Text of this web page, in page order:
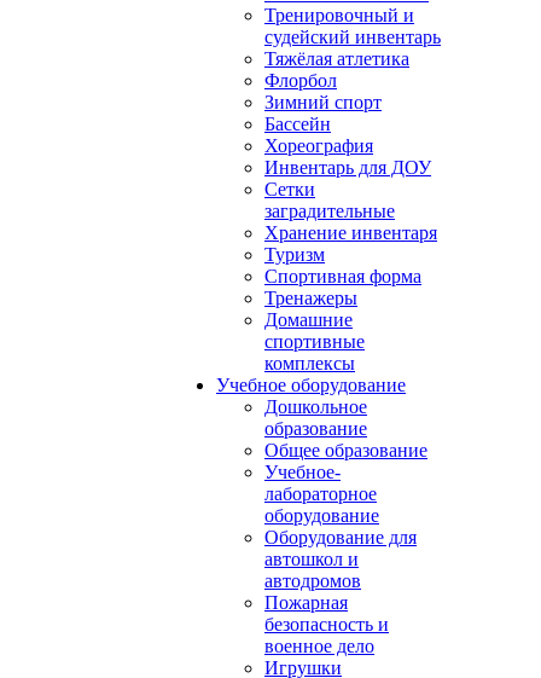
Тренировочный и
судейский инвентарь
Тяжёлая атлетика
Флорбол
Зимний спорт
Бассейн
Хореография
Инвентарь для ДОУ
Сетки
заградительные
Хранение инвентаря
Туризм
Спортивная форма
Тренажеры
Домашние
спортивные
комплексы
Учебное оборудование
Дошкольное
образование
Общее образование
Учебное-
лабораторное
оборудование
Оборудование для
автошкол и
автодромов
Пожарная
безопасность и
военное дело
Игрушки